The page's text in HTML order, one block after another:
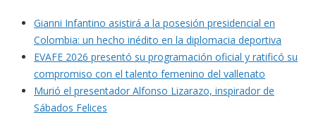
Gianni Infantino asistirá a la posesión presidencial en
Colombia: un hecho inédito en la diplomacia deportiva
EVAFE 2026 presentó su programación oficial y ratificó su
compromiso con el talento femenino del vallenato
Murió el presentador Alfonso Lizarazo, inspirador de
Sábados Felices